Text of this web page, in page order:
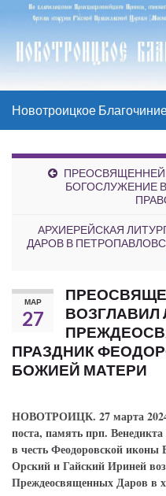
Новотроицкое
БОГОСЛУЖЕНИЕ
АРХИЕРЕЙСКАЯ
ДАРОВ В
МАР
27
ВОЗГЛАВИЛ
ПРАЗДНИК
БОЖИЕЙ МАТЕРИ
НОВОТРОИЦК. 27 марта 2024
поста, память прп.
в честь Феодоровской иконы
Орский и Гайский Ириней
Преждеосвященных Даров в